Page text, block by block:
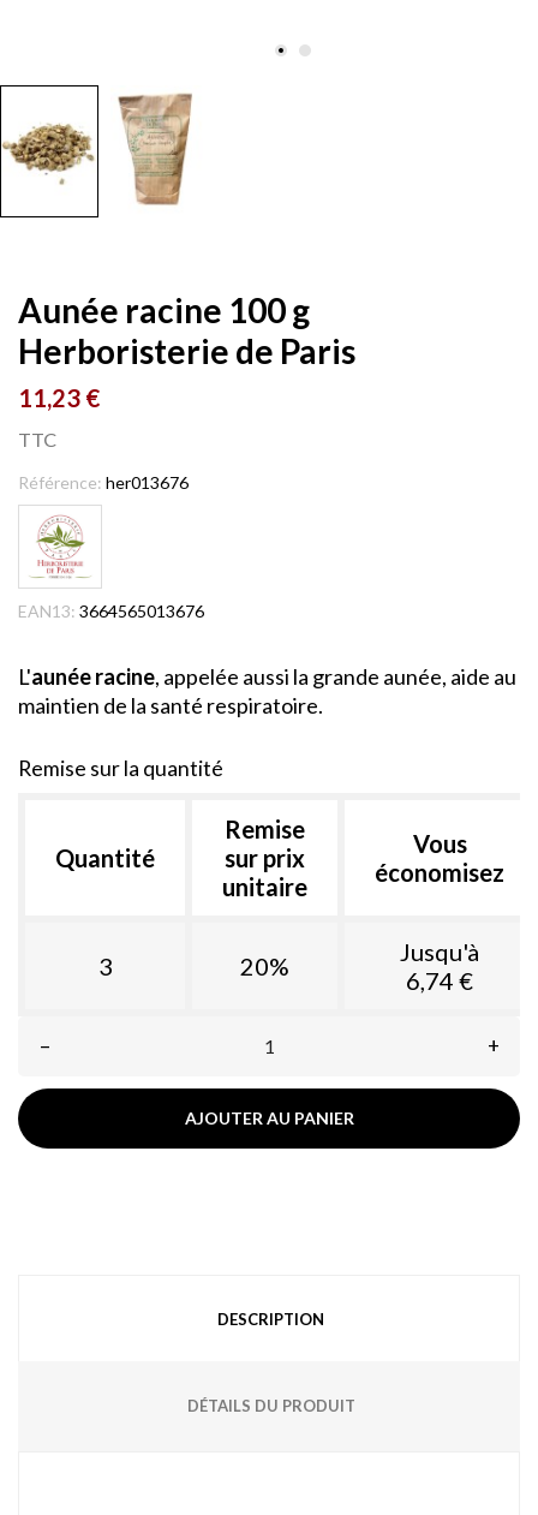
Aunée racine 100 g
Herboristerie de Paris
11,23 €
TTC
Référence: her013676
EAN13: 3664565013676
L'aunée racine, appelée aussi la grande aunée, aide au
maintien de la santé respiratoire.
Remise sur la quantité
Quantité
Remise
sur prix
unitaire
Vous
économisez
3 20%
Jusqu'à
6,74 €
– +
AJOUTER AU PANIER
DESCRIPTION
DÉTAILS DU PRODUIT